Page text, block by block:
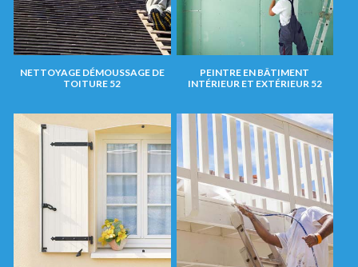
NETTOYAGE DÉMOUSSAGE DE
TOITURE 52
PEINTRE EN BÂTIMENT
INTÉRIEUR ET EXTÉRIEUR 52